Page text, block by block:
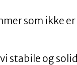
som ikke
stabile og